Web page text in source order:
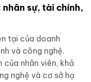
sự, tài chính,
tại của doanh
và công nghệ.
của nhân viên, khả
nghệ và cơ sở hạ